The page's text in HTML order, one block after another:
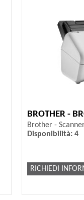
BROTHER -
Brother -
Disponibilità: 4
RICHIEDI